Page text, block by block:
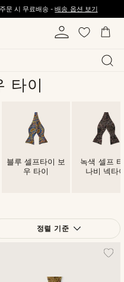
문 시 무료배송 -배송 옵션 보기
타이
블루 셀프타이 보
우 타이
녹색 셀프
나비 넥타
정렬 기준